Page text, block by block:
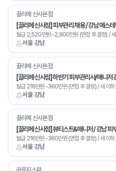
서울 강남
끌리메 신사본점
[끌리메 신사점] 피부관리 채용 / 강남 에스
서울 강남
끌리메 신사본점
[끌리메 신사점] 하반기 피부관리사/매니저
서울 강남
끌리메 신사본점
[끌리메 신사점] 뷰티스트&매니저 / 강남 피